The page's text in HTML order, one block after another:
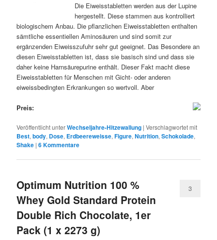
Die Eiweisstabletten werden aus der Lupine
hergestellt. Diese stammen aus kontrolliert
biologischem Anbau. Die pflanzlichen Eiweisstabletten enthalten
sämtliche essentiellen Aminosäuren und sind somit zur
ergänzenden Eiweisszufuhr sehr gut geeignet. Das Besondere an
diesen Eiweisstabletten ist, dass sie basisch sind und dass sie
daher keine Harnsäurepurine enthält. Dieser Fakt macht diese
Eiweisstabletten für Menschen mit Gicht- oder anderen
eiweissbedingten Erkrankungen so wertvoll. Aber
Preis:
Veröffentlicht unterWechseljahre-Hitzewallung |Verschlagwortet mit
Best,body, Dose, Erdbeereweisse,Figure,Nutrition,Schokolade,
Shake |6Kommentare
Optimum Nutrition 100 %
Whey Gold Standard Protein
Double Rich Chocolate, 1er
Pack (1 x 2273 g)
3